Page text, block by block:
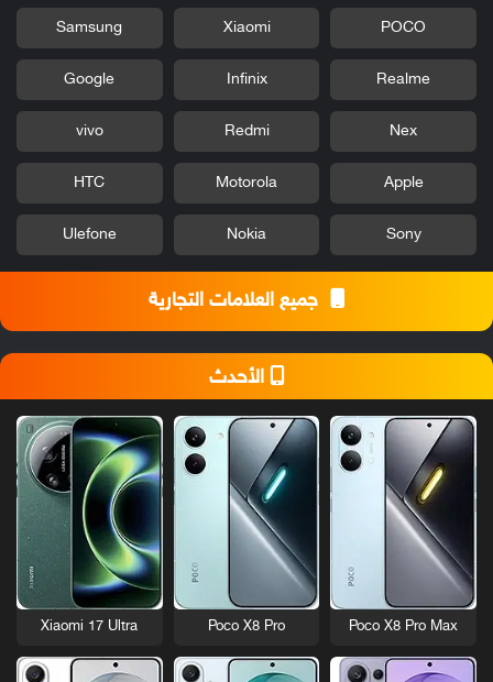
POCO
Xiaomi
Samsung
Realme
Infinix
Google
Nex
Redmi
vivo
Apple
Motorola
HTC
Sony
Nokia
Ulefone
جميع العلامات التجارية
الأحدث
Poco X8 Pro Max
Poco X8 Pro
Xiaomi 17 Ultra